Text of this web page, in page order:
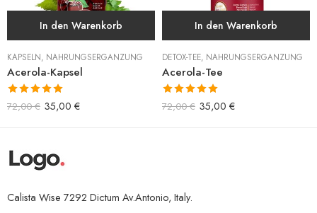
In den Warenkorb
KAPSELN, NAHRUNGSERGÄNZUNG
Acerola-Kapsel
Bewertet mit
5.00von 5
72,00€ 35,00 €
In den Warenkorb
DETOX-TEE, NAHRUNGSERGÄNZUNG
Acerola-Tee
Bewertet mit
5.00von 5
72,00€ 35,00 €
Calista Wise 7292 Dictum Av.Antonio, Italy.